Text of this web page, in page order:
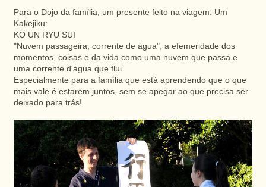
Para o Dojo da família, um presente feito na viagem: Um
Kakejiku:
KO UN RYU SUI
"Nuvem passageira, corrente de água", a efemeridade dos
momentos, coisas e da vida como uma nuvem que passa e
uma corrente d'água que flui.
Especialmente para a família que está aprendendo que o que
mais vale é estarem juntos, sem se apegar ao que precisa ser
deixado para trás!